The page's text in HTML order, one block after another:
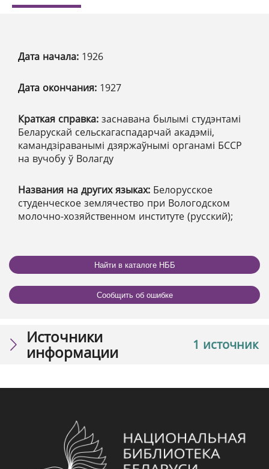
Дата начала: 1926
Дата окончания: 1927
Краткая справка: заснавана былымі студэнтамі
Беларускай сельскагаспадарчай акадэміі,
камандзіраванымі дзяржаўнымі органамі БССР
на вучобу ў Волагду
Названия на других языках: Белорусское
студенческое землячество при Вологодском
молочно-хозяйственном институте (русский);
Найти в каталоге НББ
Сообщить об ошибке
1 источник
Источники
информации